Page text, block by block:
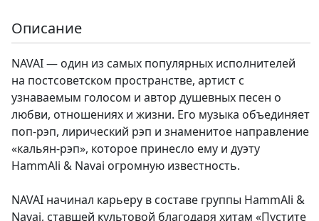
Описание
NAVAI — один из самых популярных исполнителей
на постсоветском пространстве, артист с
узнаваемым голосом и автор душевных песен о
любви, отношениях и жизни. Его музыка объединяет
поп-рэп, лирический рэп и знаменитое направление
«кальян-рэп», которое принесло ему и дуэту
HammAli & Navai огромную известность.
NAVAI начинал карьеру в составе группы HammAli &
Navai, ставшей культовой благодаря хитам «Пустите